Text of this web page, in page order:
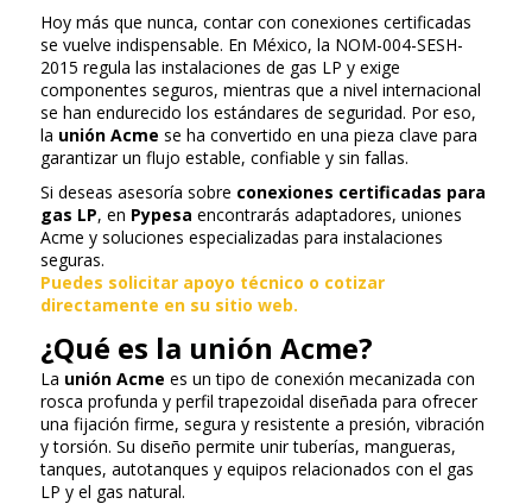
Hoy más que nunca, contar con conexiones certificadas
se vuelve indispensable. En México, la NOM-004-SESH-
2015 regula las instalaciones de gas LP y exige
componentes seguros, mientras que a nivel internacional
se han endurecido los estándares de seguridad. Por eso,
la unión Acme se ha convertido en una pieza clave para
garantizar un flujo estable, confiable y sin fallas.
Si deseas asesoría sobre conexiones certificadas para
gas LP, en Pypesa encontrarás adaptadores, uniones
Acme y soluciones especializadas para instalaciones
seguras.
Puedes solicitar apoyo técnico o cotizar
directamente en su sitio web.
¿Qué es la unión Acme?
La unión Acme es un tipo de conexión mecanizada con
rosca profunda y perfil trapezoidal diseñada para ofrecer
una fijación firme, segura y resistente a presión, vibración
y torsión. Su diseño permite unir tuberías, mangueras,
tanques, autotanques y equipos relacionados con el gas
LP y el gas natural.